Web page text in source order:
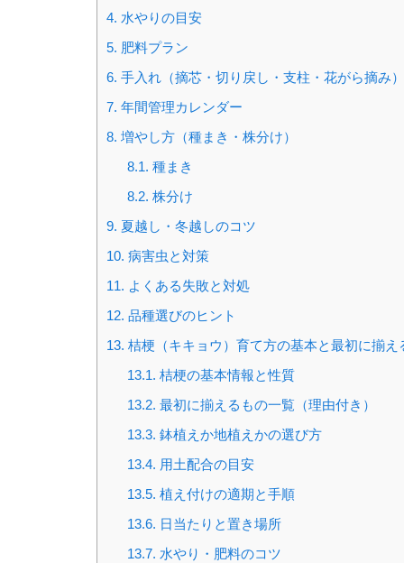
4. 水やりの目安
5. 肥料プラン
6. 手入れ（摘芯・切り戻し・支柱・花がら摘み）
7. 年間管理カレンダー
8. 増やし方（種まき・株分け）
8.1. 種まき
8.2. 株分け
9. 夏越し・冬越しのコツ
10. 病害虫と対策
11. よくある失敗と対処
12. 品種選びのヒント
13. 桔梗（キキョウ）育て方の基本と最初に揃え
13.1. 桔梗の基本情報と性質
13.2. 最初に揃えるもの一覧（理由付き）
13.3. 鉢植えか地植えかの選び方
13.4. 用土配合の目安
13.5. 植え付けの適期と手順
13.6. 日当たりと置き場所
13.7. 水やり・肥料のコツ